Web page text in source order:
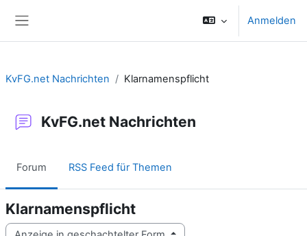
Anmelden
KvFG.net Nachrichten Klarnamenspflicht
KvFG.net Nachrichten
Forum RSS Feed für Themen
Klarnamenspflicht
Anzeigemodus